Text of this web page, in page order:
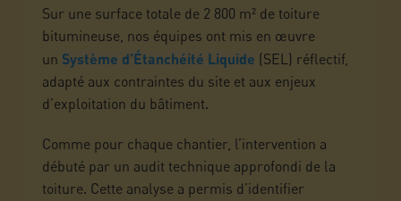
Sur une surface totale de 2 800 m² de toiture
bitumineuse, nos équipes ont mis en œuvre
un Système d’Étanchéité Liquide (SEL) réflectif,
adapté aux contraintes du site et aux enjeux
d’exploitation du bâtiment.
Comme pour chaque chantier, l’intervention a
débuté par un audit technique approfondi de la
toiture. Cette analyse a permis d’identifier